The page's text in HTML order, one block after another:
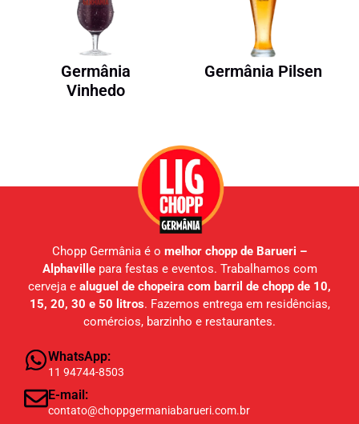
Germânia
Vinhedo
Germânia Pilsen
WhatsApp:
11 94744-8503
E-mail:
contato@choppgermaniabarueri.com.br
Chopp Germânia é o melhor chopp de Barueri –
Alphavillepara festas e eventos. Trabalhamos com
cerveja e aluguel de chopeira com barril de chopp de 10,
15, 20, 30 e 50 litros. Fazemos entrega em residências,
comércios, barzinho e restaurantes.